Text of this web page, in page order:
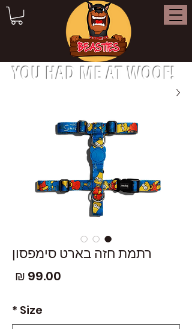
YOU HAD ME AT WOOF!
רתמת חזה בארט סימפסון
Size
*